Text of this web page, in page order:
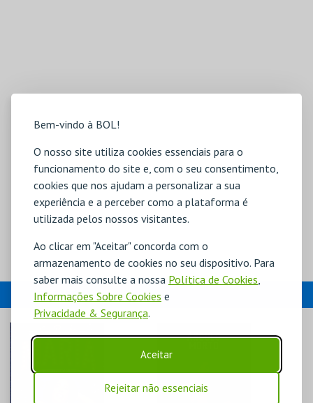
Bem-vindo à BOL!
O nosso site utiliza cookies essenciais para o
funcionamento do site e, com o seu consentimento,
cookies que nos ajudam a personalizar a sua
experiência e a perceber como a plataforma é
utilizada pelos nossos visitantes.
Ao clicar em "Aceitar" concorda com o
armazenamento de cookies no seu dispositivo. Para
saber mais consulte a nossa Política de Cookies
Informações Sobre Cookies e
Privacidade & Segurança.
Aceitar
Rejeitar não essenciais
EVENTOS